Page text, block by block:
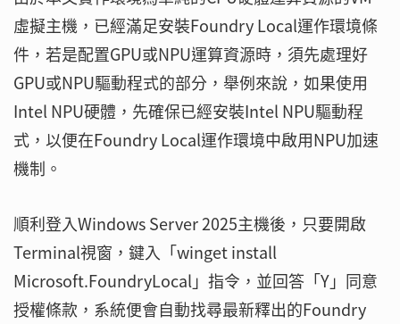
虛擬主機，已經滿足安裝Foundry Local運作環境條
件，若是配置GPU或NPU運算資源時，須先處理好
GPU或NPU驅動程式的部分，舉例來說，如果使用
Intel NPU硬體，先確保已經安裝Intel NPU驅動程
式，以便在Foundry Local運作環境中啟用NPU加速
機制。
順利登入Windows Server 2025主機後，只要開啟
Terminal視窗，鍵入「winget install
Microsoft.FoundryLocal」指令，並回答「Y」同意
授權條款，系統便會自動找尋最新釋出的Foundry